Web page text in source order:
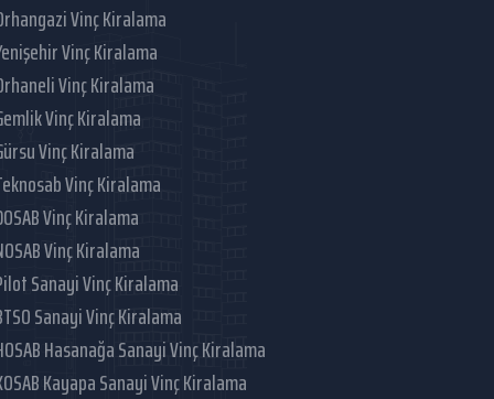
Vinç Kiralama
Vinç Kiralama
Vinç Kiralama
Vinç Kiralama
Vinç Kiralama
Vinç Kiralama
Vinç Kiralama
Vinç Kiralama
Sanayi Vinç Kiralama
Sanayi Vinç Kiralama
Hasanağa Sanayi Vinç Kiralama
Kayapa Sanayi Vinç Kiralama